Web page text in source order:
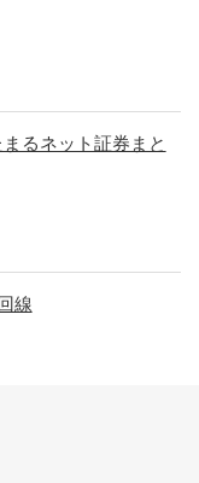
るネット証券まと
線